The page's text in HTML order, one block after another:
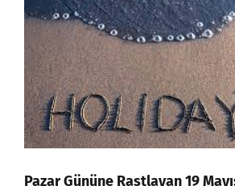
Larger
Image
Pazar Gününe Rastlayan 19